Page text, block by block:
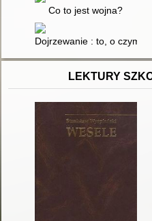
Co to jest wojna?
Dojrzewanie : to, o czym
LEKTURY